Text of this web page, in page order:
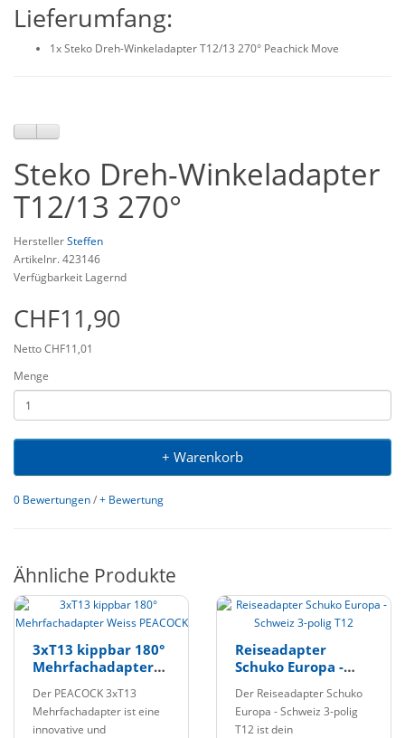
Lieferumfang:
1x Steko Dreh-Winkeladapter T12/13 270° Peachick Move
Steko Dreh-Winkeladapter
T12/13 270°
HerstellerSteffen
Artikelnr. 423146
Verfügbarkeit Lagernd
CHF11,90
Netto CHF11,01
Menge
+ Warenkorb
0 Bewertungen/+ Bewertung
Ähnliche Produkte
3xT13 kippbar 180°
Mehrfachadapter
Der PEACOCK 3xT13
Mehrfachadapter ist eine
innovative und
Reiseadapter
Schuko Europa -
Der Reiseadapter Schuko
Europa - Schweiz 3-polig
T12 ist dein